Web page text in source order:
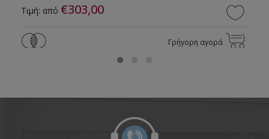
Τιμή: από €303,00
Γρήγορη αγορά